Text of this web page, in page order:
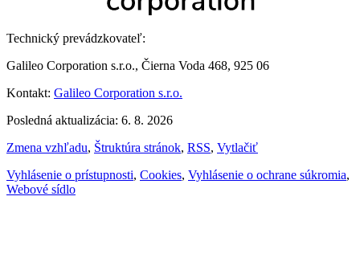
Technický prevádzkovateľ:
Galileo Corporation s.r.o., Čierna Voda 468, 925 06
Kontakt: Galileo Corporation s.r.o.
Posledná aktualizácia: 6. 8. 2026
Zmena vzhľadu, Štruktúra stránok, RSS, Vytlačiť
Vyhlásenie o prístupnosti, Cookies, Vyhlásenie o ochrane súkromia,
Webové sídlo